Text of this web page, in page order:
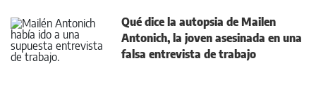
Qué dice la autopsia de Mailen
Antonich, la joven asesinada en una
falsa entrevista de trabajo